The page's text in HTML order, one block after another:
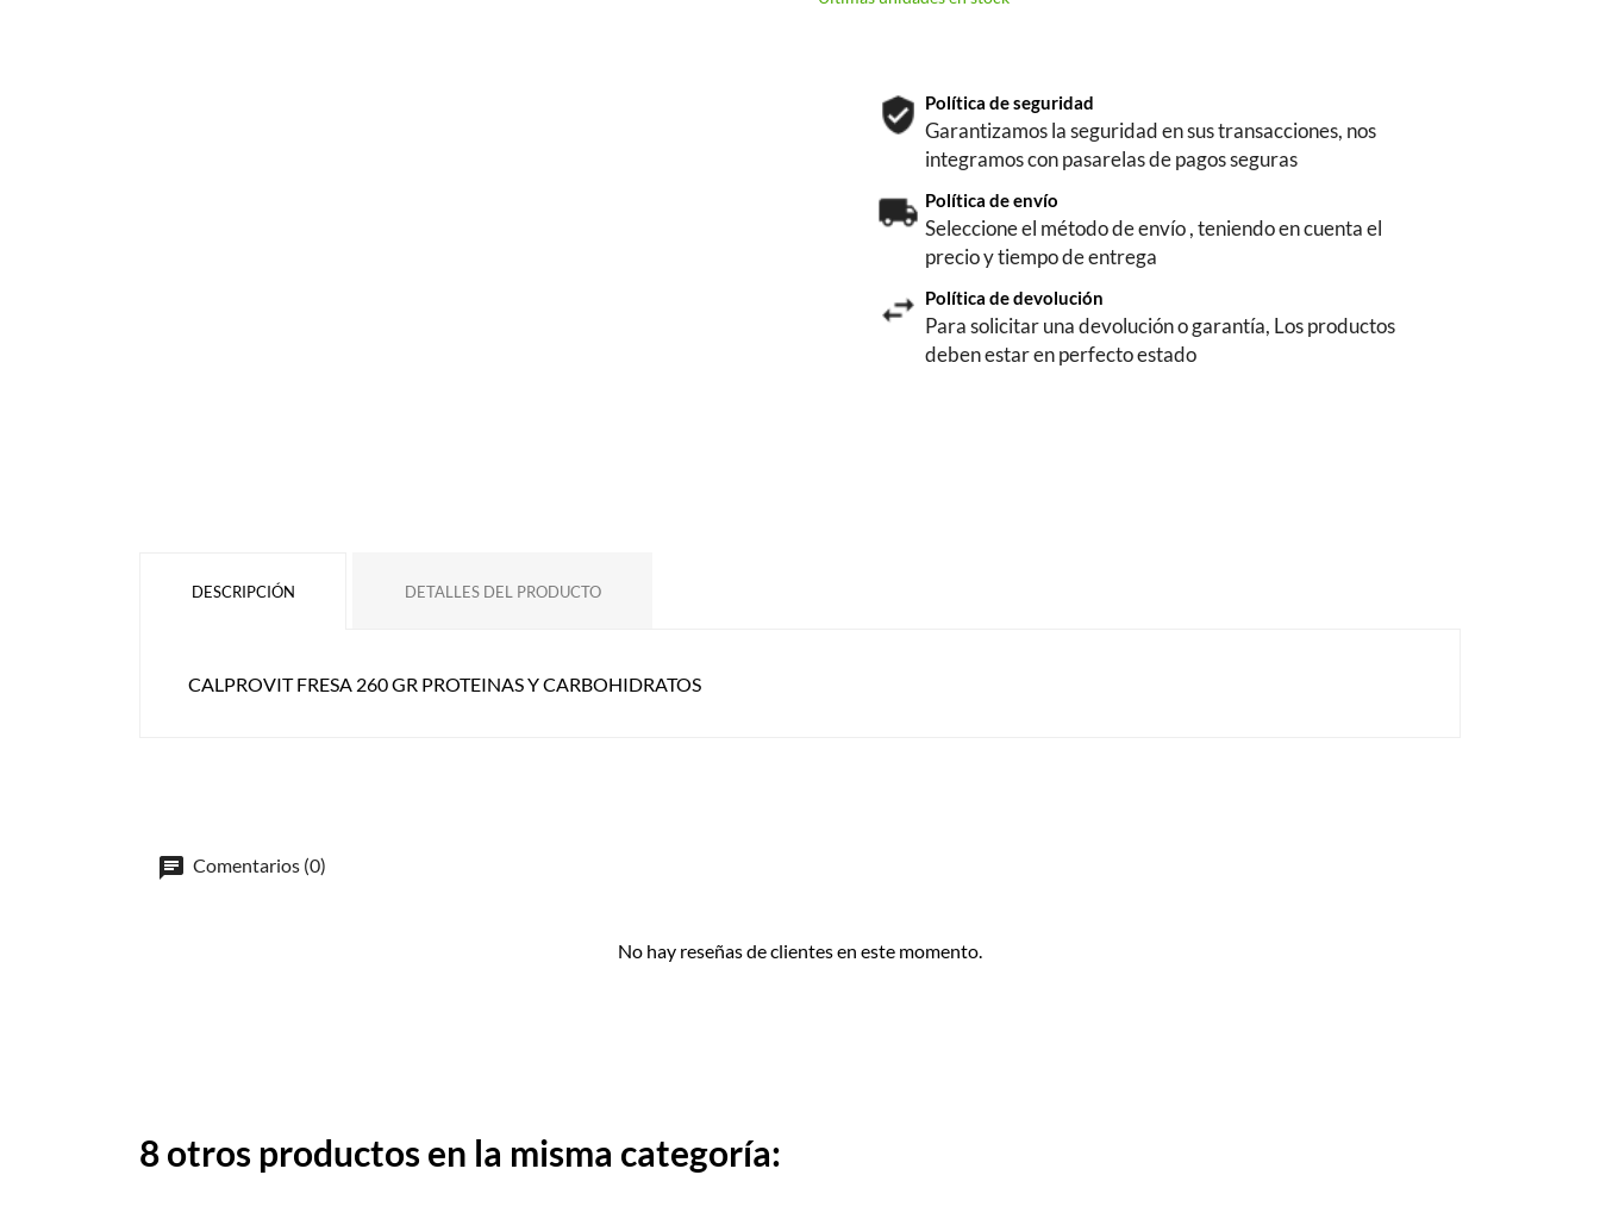
Política de seguridad
Garantizamos la seguridad en sus transacciones, nos
integramos con pasarelas de pagos seguras
Política de envío
Seleccione el método de envío , teniendo en cuenta el
precio y tiempo de entrega
Política de devolución
Para solicitar una devolución o garantía, Los productos
deben estar en perfecto estado
DESCRIPCIÓN DETALLES DEL PRODUCTO
CALPROVIT FRESA 260 GR PROTEINAS Y CARBOHIDRATOS
Comentarios (0)
No hay reseñas de clientes en este momento.
8 otros productos en la misma categoría: